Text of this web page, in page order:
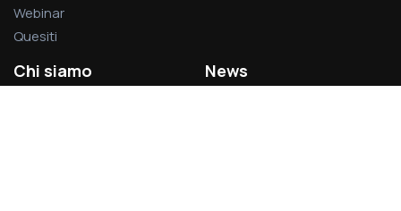
Webinar
Quesiti
Chi siamo News